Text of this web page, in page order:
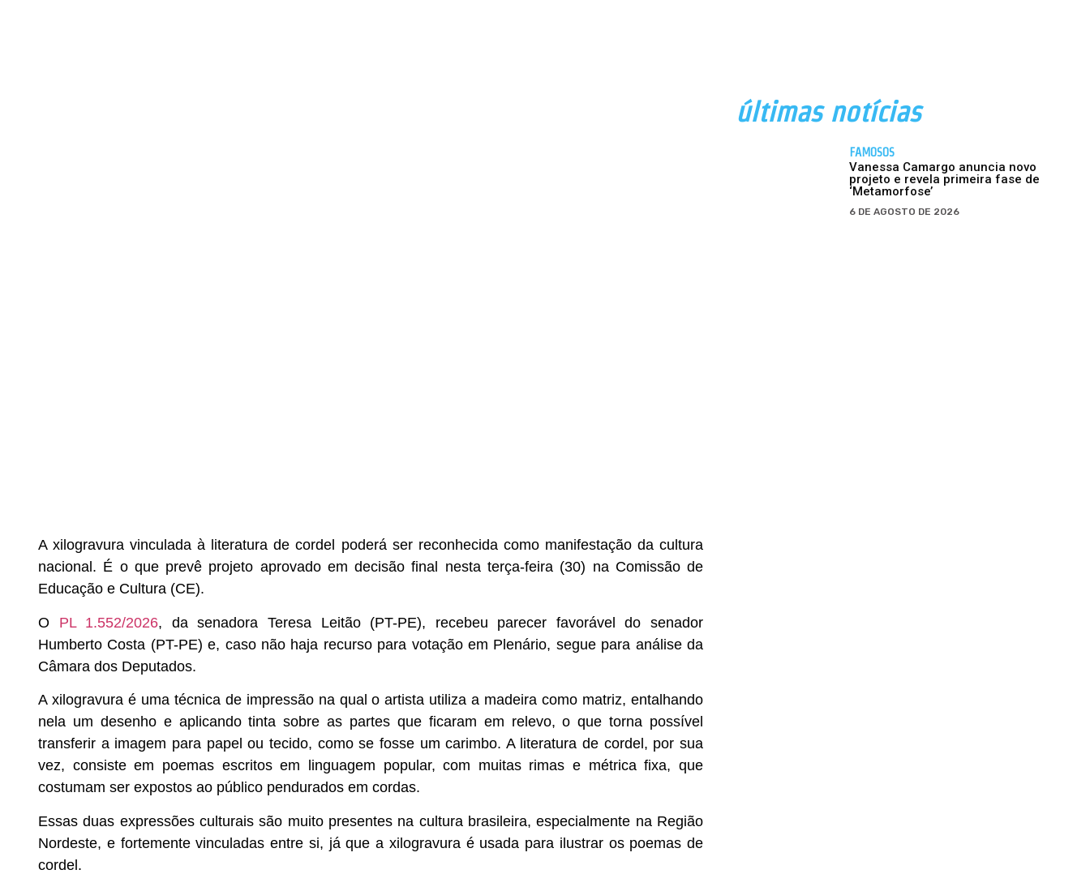
A xilogravura vinculada à literatura de cordel poderá ser reconhecida como manifestação da cultura
nacional. É o que prevê projeto aprovado em decisão final nesta terça-feira (30) na Comissão de
Educação e Cultura (CE).
O PL 1.552/2026, da senadora Teresa Leitão (PT-PE), recebeu parecer favorável do senador
Humberto Costa (PT-PE) e, caso não haja recurso para votação em Plenário, segue para análise da
Câmara dos Deputados.
A xilogravura é uma técnica de impressão na qual o artista utiliza a madeira como matriz, entalhando
nela um desenho e aplicando tinta sobre as partes que ficaram em relevo, o que torna possível
transferir a imagem para papel ou tecido, como se fosse um carimbo. A literatura de cordel, por sua
vez, consiste em poemas escritos em linguagem popular, com muitas rimas e métrica fixa, que
costumam ser expostos ao público pendurados em cordas.
Essas duas expressões culturais são muito presentes na cultura brasileira, especialmente na Região
Nordeste, e fortemente vinculadas entre si, já que a xilogravura é usada para ilustrar os poemas de
cordel.
últimas notícias
FAMOSOS
Vanessa Camargo anuncia novo
projeto e revela primeira fase de
‘Metamorfose’
6 DE AGOSTO DE 2026